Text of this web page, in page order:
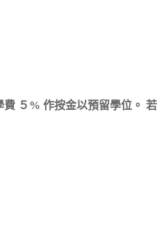
５% 作按金以預留學位。